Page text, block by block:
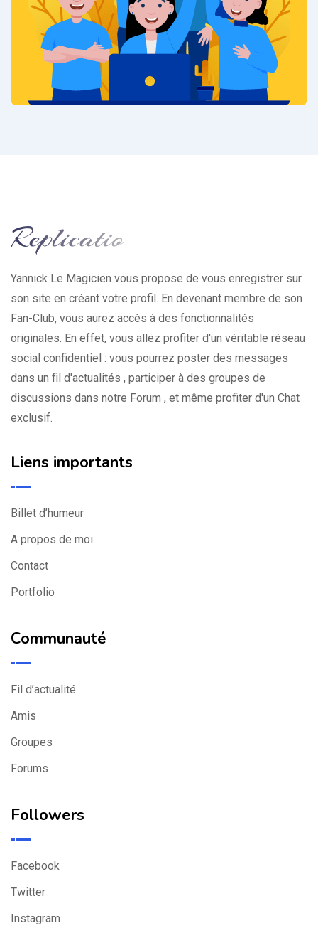
Yannick Le Magicien vous propose de vous enregistrer sur
son site en créant votre profil. En devenant membre de son
Fan-Club, vous aurez accès à des fonctionnalités
originales. En effet, vous allez profiter d'un véritable réseau
social confidentiel : vous pourrez poster des messages
dans un fil d'actualités , participer à des groupes de
discussions dans notre Forum , et même profiter d'un Chat
exclusif.
Liens importants
Billet d’humeur
A propos de moi
Contact
Portfolio
Communauté
Fil d’actualité
Amis
Groupes
Forums
Followers
Facebook
Twitter
Instagram